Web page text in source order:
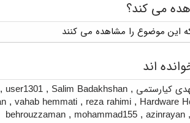
می کند؟
اند
کیارستمی ,
Salim Badakhshan
,
user1301
,
Hardware
,
reza rahimi
,
vahab hemmati
,
,
azinrayan
,
mohammad155
,
behrouzzaman